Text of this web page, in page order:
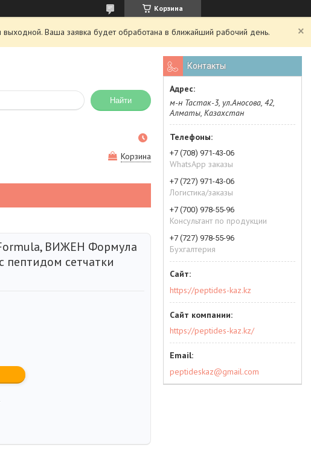
Корзина
Ваша заявка будет обработана в ближайший рабочий день.
Найти
Корзина
ВИЖЕН Формула
пептидом сетчатки
Контакты
м-н Тастак-3, ул.Аносова, 42,
Алматы, Казахстан
+7 (708) 971-43-06
WhatsApp заказы
+7 (727) 971-43-06
Логистика/заказы
+7 (700) 978-55-96
Консультант по продукции
+7 (727) 978-55-96
Бухгалтерия
https://peptides-kaz.kz
https://peptides-kaz.kz/
peptideskaz@gmail.com